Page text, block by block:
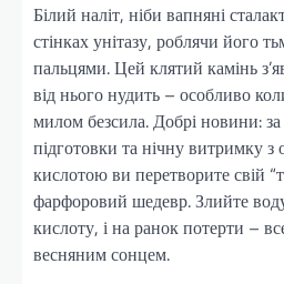
Білий наліт, ніби вапняні
стінках унітазу, роблячи його
пальцями. Цей клятий камінь
від нього нудить – особливо
милом безсила. Добрі новини:
підготовки та нічну витримку
кислотою ви перетворите свій
фарфоровий шедевр. Злийте
кислоту, і на ранок потерти –
весняним сонцем.